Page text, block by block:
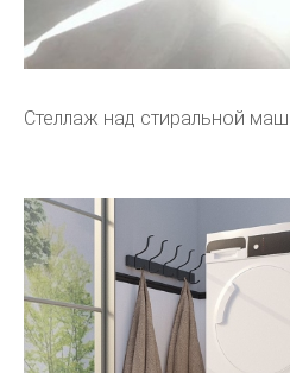
Стеллаж над стиральной